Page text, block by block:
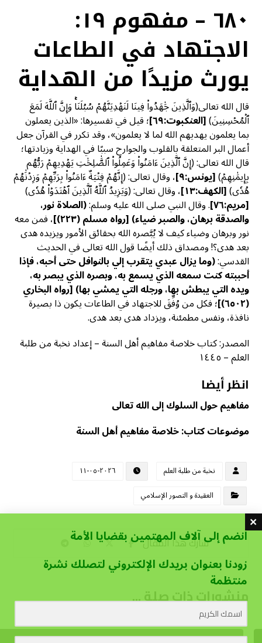
٦٨٠ – مفهوم ١٩:
الاجتهاد في الطاعات
يورث مزيدًا من الهداية
قال الله تعالى(وَٱلَّذِينَ جَٰهَدُواْ فِينَا لَنَهۡدِيَنَّهُمۡ سُبُلَنَاۚ وَإِنَّ ٱللَّهَ لَمَعَ
ٱلۡمُحۡسِنِينَ)[العنكبوت:٦٩] ؛ قيل في تفسيرها: «الذين يعملون
بما يعلمون يهديهم الله لما لا يعلمون»، وقد تكرر في القرآن جعل
أعمال البر المتعلقة بالقلوب والجوارح سببًا في الهداية وزيادتها؛
قال الله تعالى: (إِنَّ ٱلَّذِينَ ءَامَنُواْ وَعَمِلُواْ ٱلصَّٰلِحَٰتِ يَهۡدِيهِمۡ رَبُّهُم
بِإِيمَٰنِهِمۡ)[يونس:٩] ، وقال تعالى: (إِنَّهُمۡ فِتۡيَةٌ ءَامَنُواْ بِرَبِّهِمۡ وَزِدۡنَٰهُمۡ
هُدٗى)[الكهف:١٣] ، وقال تعالى: (وَيَزِيدُ ٱللَّهُ ٱلَّذِينَ ٱهۡتَدَوۡاْ هُدٗى)
[مريم:٧٦] . وقال النبي صلى الله عليه وسلم:(الصلاة نور،
والصدقة برهان، والصبر ضياء)[رواه مسلم (٢٢٣)] ، فمن معه
نور وبرهان وضياء كيف لا يُبَّصره الله بحقائق الأمور ويزيده هدى
بعد هدى؟! ومصداق ذلك أيضًا قول الله تعالى في الحديث
القدسي:(وما يزال عبدي يتقرب إلي بالنوافل حتى أحبه، فإذا
أحببته كنت سمعه الذي يسمع به، وبصره الذي يبصر به،
ويده التي يبطش بها، ورجله التي يمشي بها)[رواه البخاري
(٦٥٠٢)] ؛ فكل من وُفِّقَ للاجتهاد في الطاعات يكون ذا بصيرة
نافذة، ونفس مطمئنة، ويزداد هدى بعد هدى.
المصدر: كتاب خلاصة مفاهيم أهل السنة – إعداد نخبة من طلبة
العلم – ١٤٤٥
انظر أيضا
مفاهيم حول السلوك إلى الله تعالى
موضوعات كتاب: خلاصة مفاهيم أهل السنة
نخبة من طلبة العلم
٢٠٢٦-٠٥-١١
العقيدة و التصور الإسلامي
منشورات ذات صلة ...
انضم إلى آلاف المهتمين بقضايا الأمة
زودنا بعنوان بريدك الإلكتروني لتصلك نشرة
منتظمة